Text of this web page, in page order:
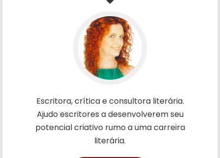
Escritora, crítica e consultora literária.
Ajudo escritores a desenvolverem seu
potencial criativo rumo a uma carreira
literária.